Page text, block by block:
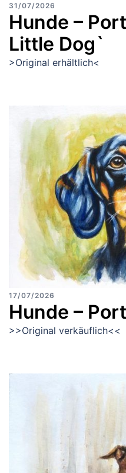
31/07/2026
Hunde –
Little Dog`
>Original erhältlich<
17/07/2026
Hunde –
>>Original verkäuflich<<